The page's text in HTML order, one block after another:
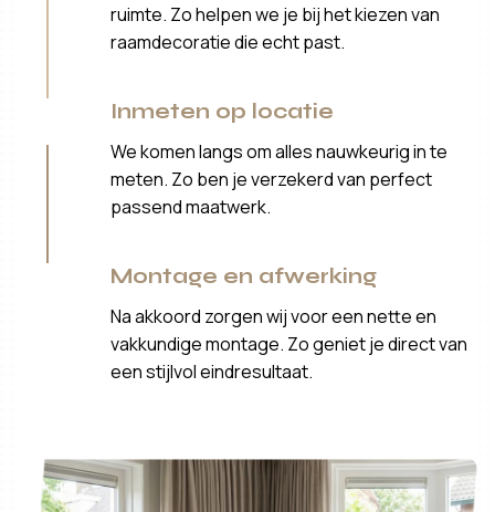
ruimte. Zo helpen we je bij het kiezen van
raamdecoratie die echt past.
Inmeten op locatie
We komen langs om alles nauwkeurig in te
meten. Zo ben je verzekerd van perfect
passend maatwerk.
Montage en afwerking
Na akkoord zorgen wij voor een nette en
vakkundige montage. Zo geniet je direct van
een stijlvol eindresultaat.